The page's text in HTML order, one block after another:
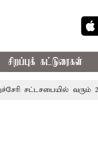
சிறப்புக் கட்டுரைகள்
சட்டசபையில் வரும்